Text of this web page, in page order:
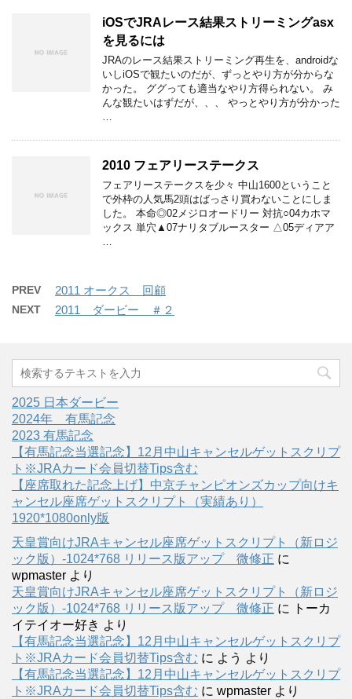
iOSでJRAレース結果ストリーミングasx
を見るには
JRAのレース結果ストリーミング再生を、androidな
いしiOSで観たいのだが、ずっとやり方が分からな
かった。 ググっても適当なやり方得られない。 み
んな観たいはずだが、、、 やっとやり方が分かった
2010 フェアリーステークス
フェアリーステークスを少々 中山1600ということ
で外枠の人気馬2頭はばっさり買わないことにしま
した。 本命◎02メジロオードリー 対抗○04カホマ
ックス 単穴▲07ナリタブルースター △05ディアア
PREV 2011 オークス 回顧
NEXT 2011 ダービー ＃２
2025 日本ダービー
2024年 有馬記念
2023 有馬記念
【有馬記念当選記念】12月中山キャンセルゲットスクリプ
ト※JRAカード会員切替Tips含む
【座席取れた記念上げ】中京チャンピオンズカップ向けキ
ャンセル座席ゲットスクリプト（実績あり）
1920*1080only版
天皇賞向けJRAキャンセル座席ゲットスクリプト（新ロジ
ック版）-1024*768 リリース版アップ 微修正 に
wpmaster より
天皇賞向けJRAキャンセル座席ゲットスクリプト（新ロジ
ック版）-1024*768 リリース版アップ 微修正 に
トーカ
イテイオー好き より
【有馬記念当選記念】12月中山キャンセルゲットスクリプ
ト※JRAカード会員切替Tips含む に よう より
【有馬記念当選記念】12月中山キャンセルゲットスクリプ
ト※JRAカード会員切替Tips含む に wpmaster より